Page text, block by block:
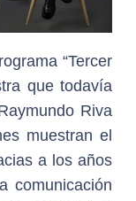
“Tercer
que todavía
Riva
muestran el
a los años
comunicación